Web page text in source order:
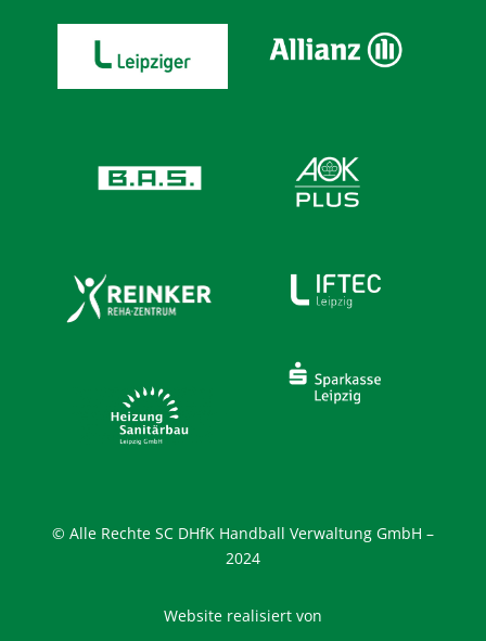
© Alle Rechte SC DHfK Handball Verwaltung GmbH –
2024
Website realisiert von